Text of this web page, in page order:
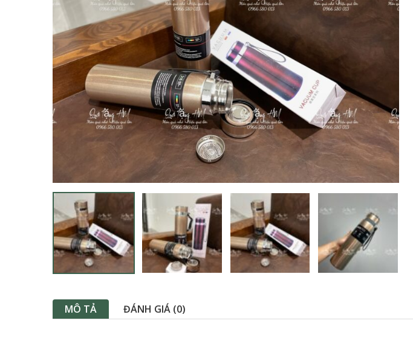
MÔ TẢ ĐÁNH GIÁ (0)